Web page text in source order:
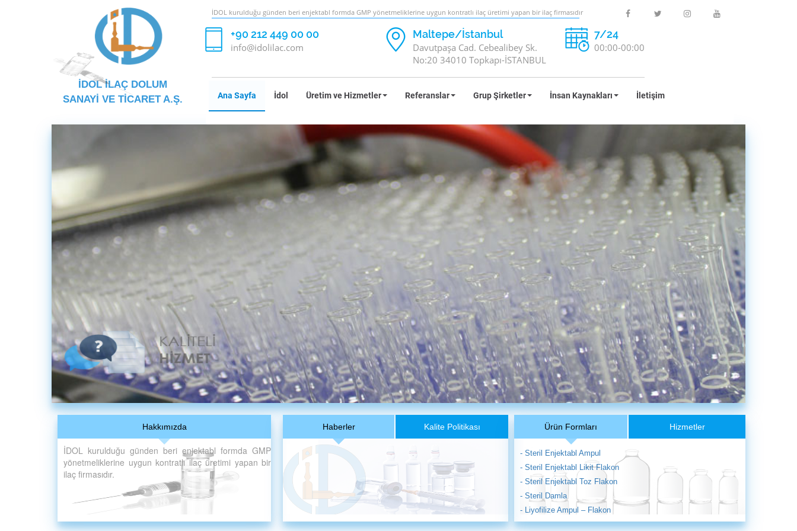
İDOL kurulduğu günden beri enjektabl formda GMP yönetmeliklerine uygun kontratlı ilaç üretimi yapan bir ilaç firmasıdır
+90 212 449 00 00
info@idolilac.com
Maltepe/İstanbul
Davutpaşa Cad. Cebealibey Sk.
No:20 34010 Topkapı-İSTANBUL
7/24
00:00-00:00
İDOL İLAÇ DOLUM
SANAYİ VE TİCARET A.Ş.
Ana Sayfa İdol Üretim ve Hizmetler Referanslar Grup Şirketler İnsan Kaynakları İletişim
Hakkımızda
İDOL kurulduğu günden beri enjektabl formda GMP
yönetmeliklerine uygun kontratlı ilaç üretimi yapan bir
ilaç firmasıdır.
Haberler Kalite Politikası Ürün Formları Hizmetler
- Steril Enjektabl Ampul
- Steril Enjektabl Likit Flakon
- Steril Enjektabl Toz Flakon
- Steril Damla
- Liyofilize Ampul – Flakon